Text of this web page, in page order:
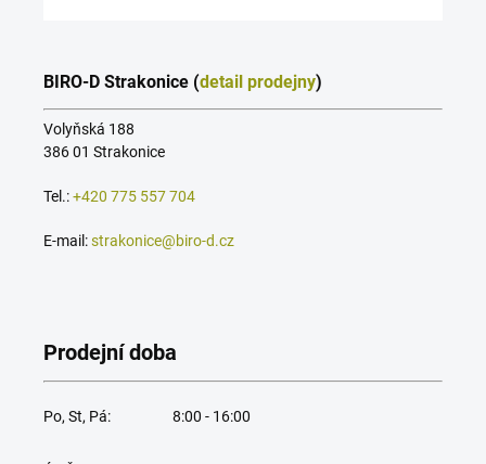
BIRO-D Strakonice (detail prodejny)
Volyňská 188
386 01 Strakonice
Tel.:+420 775 557 704
E-mail:strakonice@biro-d.cz
Prodejní doba
Po, St, Pá: 8:00 - 16:00